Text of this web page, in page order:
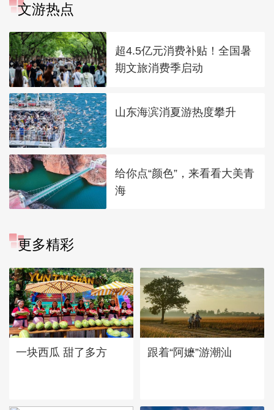
文游热点
超4.5亿元消费补贴！全国暑
期文旅消费季启动
山东海滨消夏游热度攀升
给你点“颜色”，来看看大美青
海
更多精彩
一块西瓜 甜了多方 跟着“阿嬷”游潮汕